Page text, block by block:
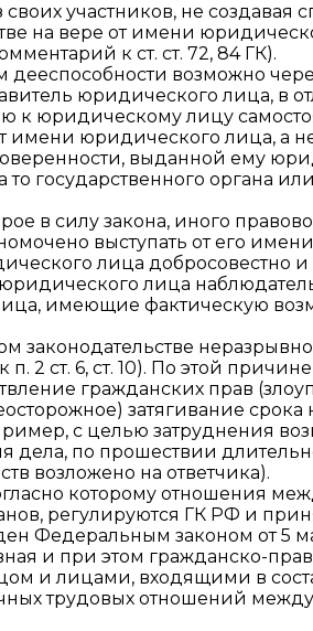
участников, не создавая
на вере от имени
к ст. ст. 72, 84 ГК).
возможно
юридического лица, в
юридическому лицу
юридического лица, а
выданной ему
государственного органа
в силу закона, иного
выступать от его
лица добросовестно и
лица
имеющие фактическую
законодательстве
2 ст. 6, ст. 10). По этой
гражданских прав
затягивание срока
с целью затруднения
дела, по прошествии
возложено на ответчика).
которому отношения
регулируются ГК РФ и
Федеральным законом от 5
и при этом гражданско-
и лицами, входящими в
трудовых отношений